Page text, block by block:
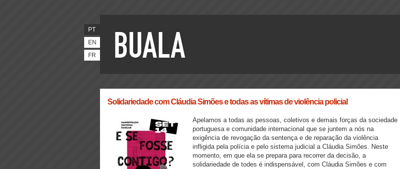
PT
EN
FR
Solidariedade com Cláudia Simões e todas as vítimas de violência policial
Apelamos a todas as pessoas, coletivos e demais forças da sociedade
portuguesa e comunidade internacional que se juntem a nós na
exigência de revogação da sentença e de reparação da violência
infligida pela polícia e pelo sistema judicial a Cláudia Simões. Neste
momento, em que ela se prepara para recorrer da decisão, a
solidariedade de todes é indispensável, com Cláudia Simões e com